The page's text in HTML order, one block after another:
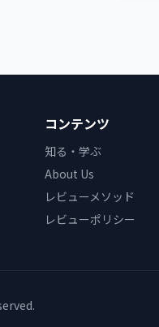
コンテンツ
知る・学ぶ
About Us
レビューメソッド
レビューポリシー